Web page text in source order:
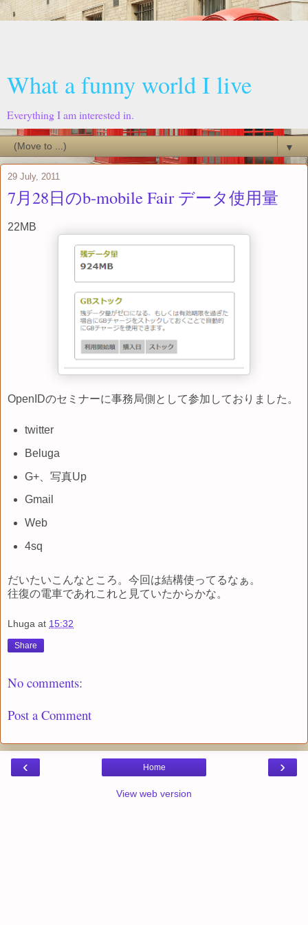
What a funny world I live
Everything I am interested in.
▼
29 July, 2011
7月28日のb-mobile Fair データ使用量
22MB
OpenIDのセミナーに事務局側として参加しておりました。
twitter
Beluga
G+、写真Up
Gmail
Web
4sq
だいたいこんなところ。今回は結構使ってるなぁ。
往復の電車であれこれと見ていたからかな。
Lhuga at 15:32
Share
No comments:
Post a Comment
‹ ›
Home
View web version